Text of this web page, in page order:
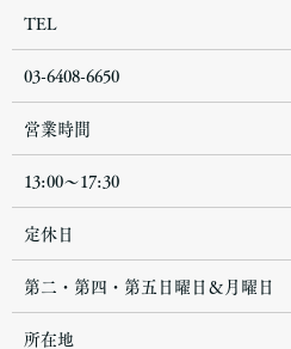
TEL
03-6408-6650
営業時間
13:00〜17:30
定休日
第二・第四・第五日曜日＆月曜日
所在地